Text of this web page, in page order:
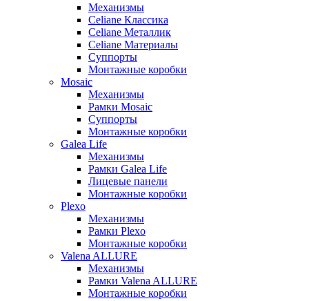
Механизмы
Celiane Классика
Celiane Металлик
Celiane Материалы
Суппорты
Монтажные коробки
Mosaic
Механизмы
Рамки Mosaic
Суппорты
Монтажные коробки
Galea Life
Механизмы
Рамки Galea Life
Лицевые панели
Монтажные коробки
Plexo
Механизмы
Рамки Plexo
Монтажные коробки
Valena ALLURE
Механизмы
Рамки Valena ALLURE
Монтажные коробки